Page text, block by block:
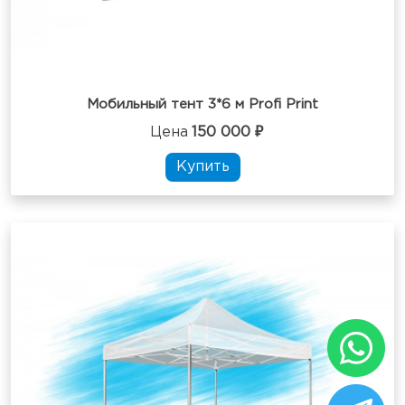
Мобильный тент 3*6 м Profi Print
Цена 150 000 ₽
Купить